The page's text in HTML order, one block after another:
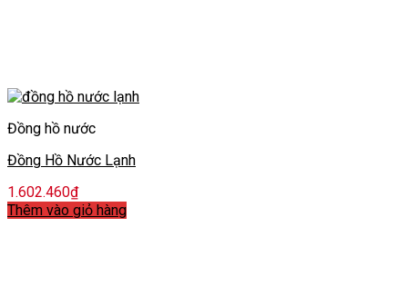
Đồng hồ nước
Đồng Hồ Nước Lạnh
1.602.460₫
Thêm vào giỏ hàng